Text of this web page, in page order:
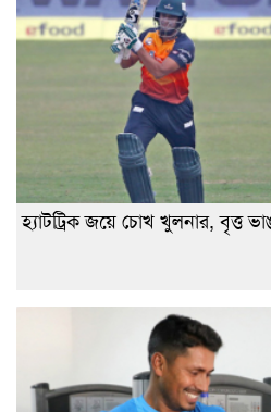
হ্যাটট্রিক জয়ে চোখ খুলনার, বৃত্ত